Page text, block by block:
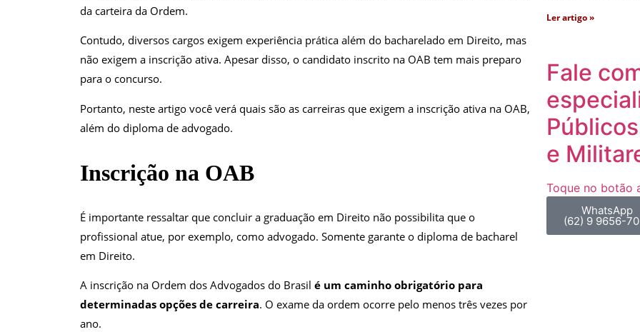
da carteira da Ordem.
Contudo, diversos cargos exigem experiência prática além do bacharelado em Direito, mas
não exigem a inscrição ativa. Apesar disso, o candidato inscrito na OAB tem mais preparo
para o concurso.
Portanto, neste artigo você verá quais são as carreiras que exigem a inscrição ativa na OAB,
além do diploma de advogado.
Inscrição na OAB
É importante ressaltar que concluir a graduação em Direito não possibilita que o
profissional atue, por exemplo, como advogado. Somente garante o diploma de bacharel
em Direito.
A inscrição na Ordem dos Advogados do Brasil é um caminho obrigatório para
determinadas opções de carreira. O exame da ordem ocorre pelo menos três vezes por
ano.
Ler artigo »
Fale
e
Toque no botão
WhatsApp
(62) 9 9656-